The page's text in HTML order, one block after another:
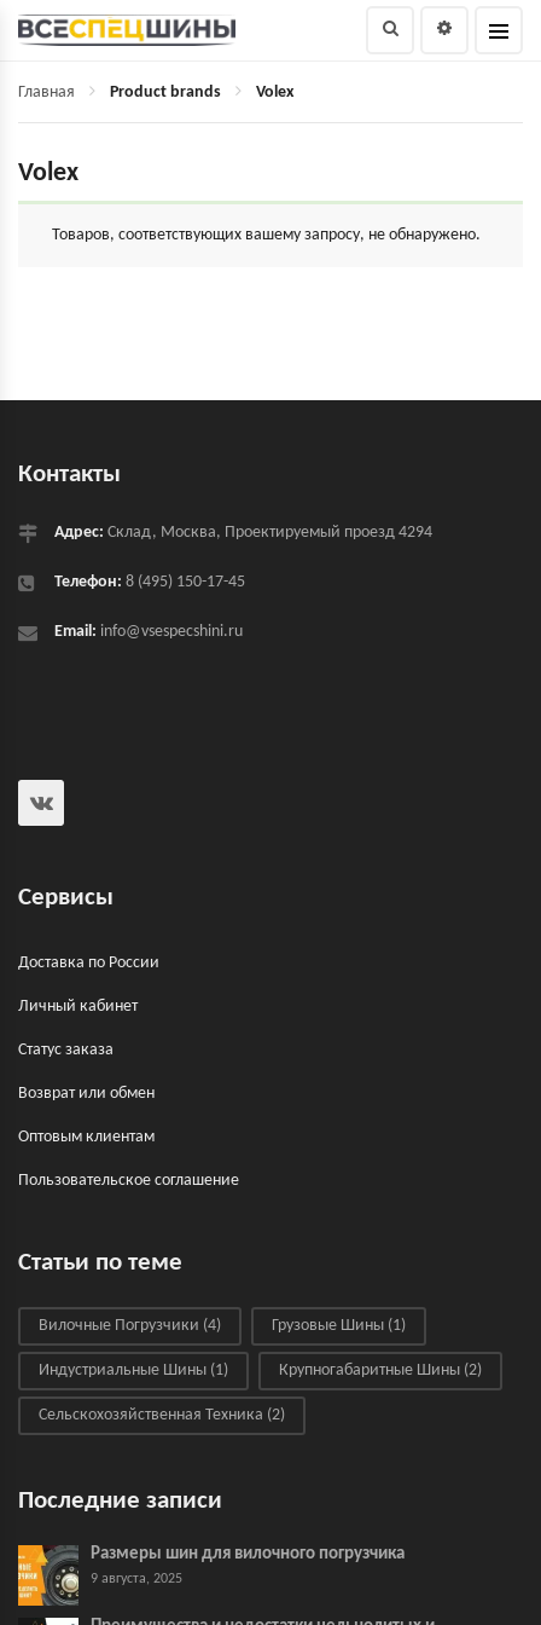
Главная Product brands Volex
Volex
Товаров, соответствующих вашему запросу, не обнаружено.
Контакты
Адрес: Склад, Москва, Проектируемый проезд 4294
Телефон: 8 (495) 150-17-45
Email: info@vsespecshini.ru
Сервисы
Доставка по России
Личный кабинет
Статус заказа
Возврат или обмен
Оптовым клиентам
Пользовательское соглашение
Статьи по теме
Вилочные Погрузчики (4) Грузовые Шины (1)
Индустриальные Шины (1) Крупногабаритные Шины (2)
Сельскохозяйственная Техника (2)
Последние записи
Размеры шин для вилочного погрузчика
9 августа, 2025